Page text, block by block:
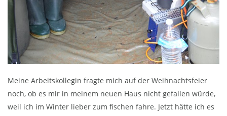
Meine Arbeitskollegin fragte mich auf der Weihnachtsfeier
noch, ob es mir in meinem neuen Haus nicht gefallen würde,
weil ich im Winter lieber zum fischen fahre. Jetzt hätte ich es